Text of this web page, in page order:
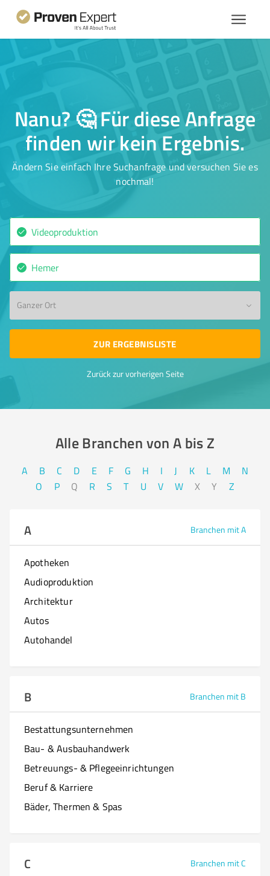
Nanu? 🤔 Für diese Anfrage
finden wir kein Ergebnis.
Ändern Sie einfach Ihre Suchanfrage und versuchen Sie es
nochmal!
Ganzer Ort
ZUR ERGEBNISLISTE
Zurück zur vorherigen Seite
Alle Branchen von A bis Z​
A B C D E F G H I J K L M
N
O
P Q R S T U V W X Y Z
A Branchen mit A
Apotheken
Audioproduktion
Architektur
Autos
Autohandel
B Branchen mit B
Bestattungsunternehmen
Bau- & Ausbauhandwerk
Betreuungs- & Pflegeeinrichtungen
Beruf & Karriere
Bäder, Thermen & Spas
C Branchen mit C